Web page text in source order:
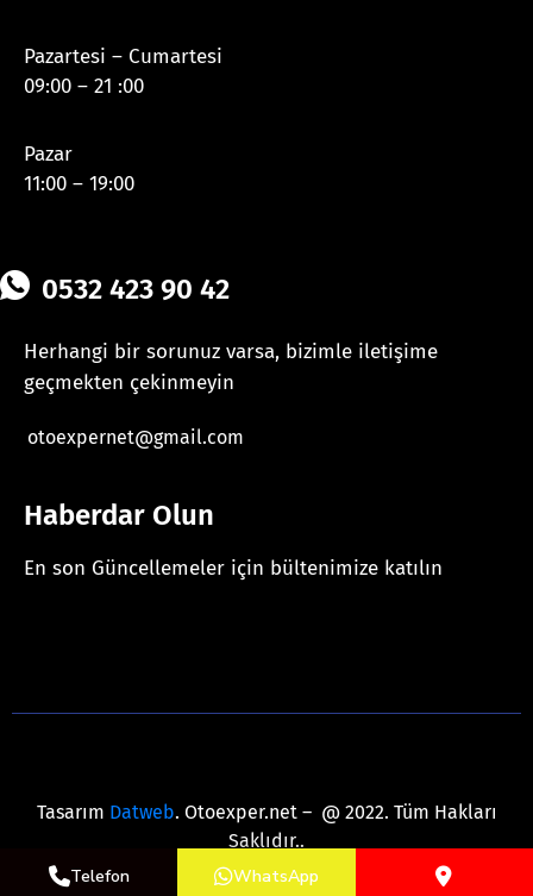
Pazartesi – Cumartesi
09:00 – 21 :00
Pazar
11:00 – 19:00
0532 423 90 42
Herhangi bir sorunuz varsa, bizimle iletişime
geçmekten çekinmeyin
otoexpernet@gmail.com
Haberdar Olun
En son Güncellemeler için bültenimize katılın
Tasarım Datweb. Otoexper.net – @ 2022. Tüm Hakları
Saklıdır..
Telefon
WhatsApp